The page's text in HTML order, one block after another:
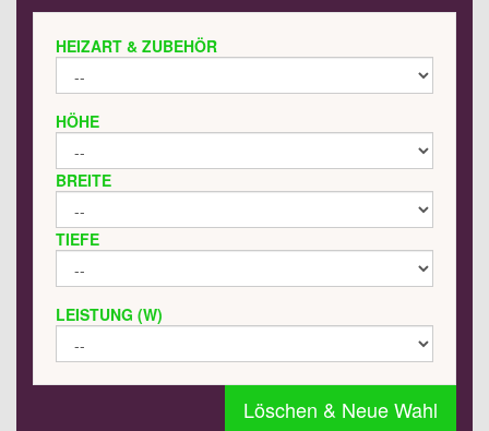
HEIZART & ZUBEHÖR
HÖHE
BREITE
TIEFE
LEISTUNG (W)
Löschen & Neue Wahl